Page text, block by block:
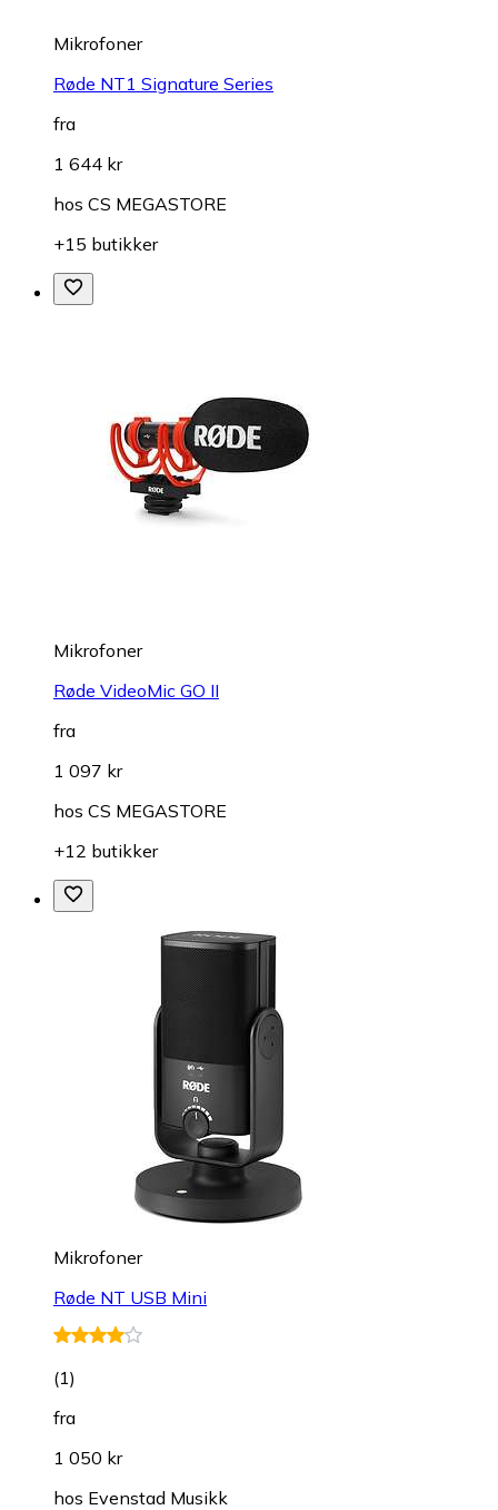
Mikrofoner
Røde NT1 Signature Series
fra
1 644 kr
hos CS MEGASTORE
+15 butikker
Mikrofoner
Røde VideoMic GO II
fra
1 097 kr
hos CS MEGASTORE
+12 butikker
Mikrofoner
Røde NT USB Mini
(1)
fra
1 050 kr
hos Evenstad Musikk